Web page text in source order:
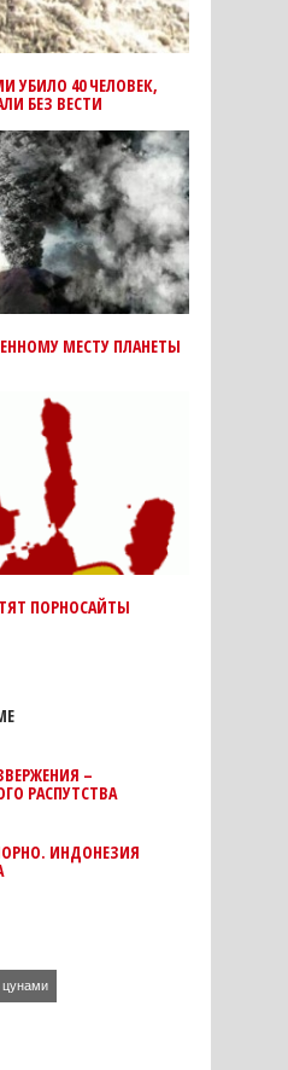
УБИЛО 40 ЧЕЛОВЕК,
БЕЗ ВЕСТИ
МЕСТУ ПЛАНЕТЫ
ПОРНОСАЙТЫ
–
РАСПУТСТВА
ИНДОНЕЗИЯ
цунами